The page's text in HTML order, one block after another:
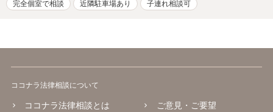
完全個室で相談 近隣駐車場あり 子連れ相談可
ココナラ法律相談について
ココナラ法律相談とは
ご意見・ご要望